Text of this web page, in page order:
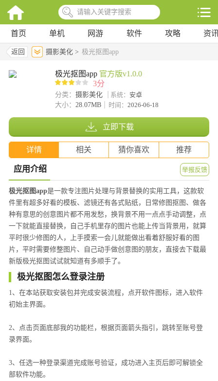
首页 单机 网游 软件 攻略 资
返回 摄影美化 > 极光抠图app
极光抠图app 官方版v1.0.0
3分
分类： 摄影美化 系统： 安卓
大小： 28.07MB 时间： 2026-06-18
立即下载
详情 相关 猜你喜欢 推荐
应用介绍 举报反馈
极光抠图app是一款专注图片处理与背景替换的实用工具，这款软
件里有超多好看的模板、滤镜还有各式贴纸，日常修图抠图、做各
种有意思的创意图片都不用发愁，换背景不用一点点手动调整，点
一下就能直接替换，自己手机里存的图片也能上传当背景用，就算
平时很少修图的人，上手摸索一会儿就能做出看着舒服好看的图
片，平时需要修整图片、自己动手做创意图的朋友，直接去下载最
新版极光抠图试试就知道有多顺手了。
极光抠图怎么登录注册
1、在本站获取安装包并完成安装流程，点开软件图标，进入软件
初始主界面。
2、点击页面底部我的功能栏，根据页面箭头指引，跳转至账号登
录界面。
3、任选一种登录渠道完成账号验证，成功进入主页后即可解锁全
部软件功能。